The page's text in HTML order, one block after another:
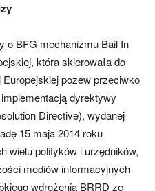
o BFG mechanizmu Bail In
która skierowała do
Europejskiej pozew przeciwko
dyrektywy
Directive), wydanej
15 maja 2014 roku
wielu polityków i urzędników,
mediów informacyjnych
wdrożenia BRRD ze